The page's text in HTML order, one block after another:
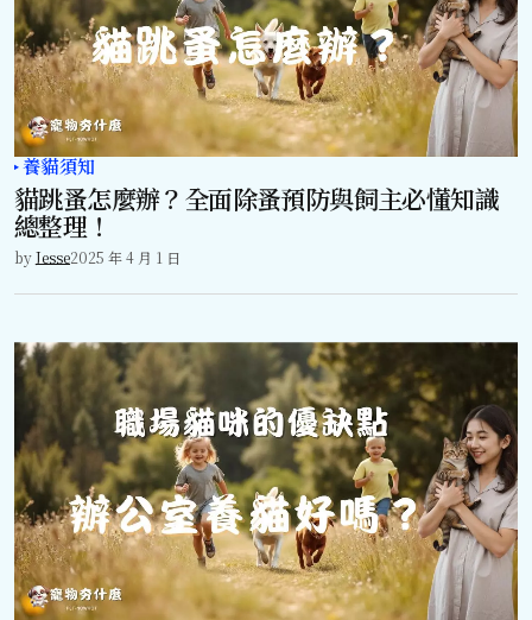
養貓須知
貓跳蚤怎麼辦？全面除蚤預防與飼主必懂知識
總整理！
byJesse2025 年 4 月 1 日